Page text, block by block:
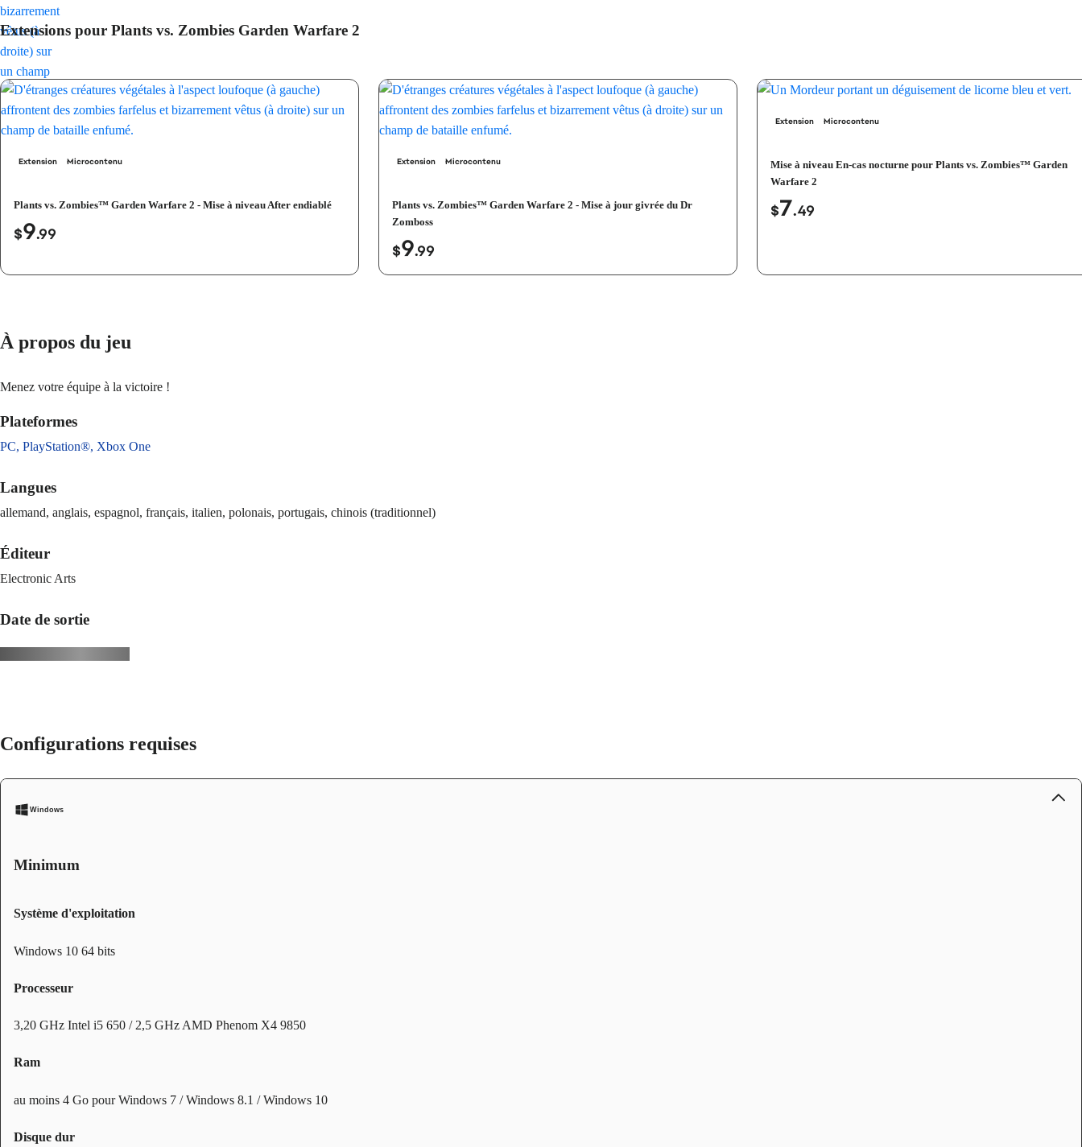
Extensions pour Plants vs. Zombies Garden Warfare 2
Extension Microcontenu
Plants vs. Zombies™ Garden Warfare 2 - Mise à niveau After endiablé
$9.99
Extension Microcontenu
Plants vs. Zombies™ Garden Warfare 2 - Mise à jour givrée du Dr
Zomboss
$9.99
Extension Microcontenu
Mise à niveau En-cas nocturne pour Plants vs. Zombies™ Garden
Warfare 2
$7.49
À propos du jeu
Menez votre équipe à la victoire !
Plateformes
PC, PlayStation®, Xbox One
Langues
allemand, anglais, espagnol, français, italien, polonais, portugais, chinois (traditionnel)
Éditeur
Electronic Arts
Date de sortie
Configurations requises
Windows
Minimum
Système d'exploitation
Windows 10 64 bits
Processeur
3,20 GHz Intel i5 650 / 2,5 GHz AMD Phenom X4 9850
Ram
au moins 4 Go pour Windows 7 / Windows 8.1 / Windows 10
Disque dur